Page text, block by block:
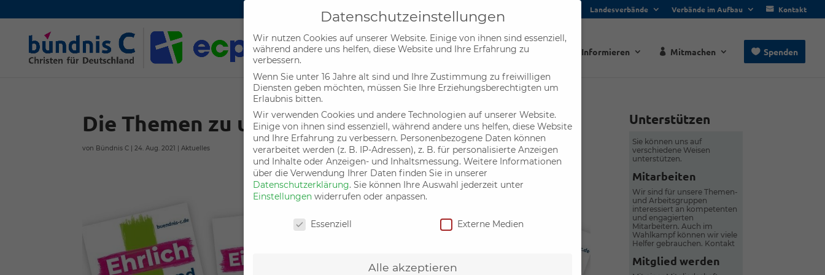
Landesverbände Verbände im Aufbau Kontakt
Aktuelles Termine Informieren Mitmachen Spenden
Die Themen zu unseren Plakaten
von Bündnis C |24. Aug. 2021 |Aktuelles
Unterstützen
Sie können uns auf
verschiedene Weisen
unterstützen.
Mitarbeiten
Wir sind für unsere Themen-
und Arbeitsgruppen
interessiert an kompetenten
und engagierten
Mitarbeitern. Auch im
Wahlkampf können wir viele
Helfer gebrauchen. Kontakt
Mitglied werden
Datenschutzeinstellungen
Wir nutzen Cookies auf unserer Website. Einige von ihnen sind essenziell,
während andere uns helfen, diese Website und Ihre Erfahrung zu
verbessern.
Wenn Sie unter 16 Jahre alt sind und Ihre Zustimmung zu freiwilligen
Diensten geben möchten, müssen Sie Ihre Erziehungsberechtigten um
Erlaubnis bitten.
Wir verwenden Cookies und andere Technologien auf unserer Website.
Einige von ihnen sind essenziell, während andere uns helfen, diese Website
und Ihre Erfahrung zu verbessern. Personenbezogene Daten können
verarbeitet werden (z. B. IP-Adressen), z. B. für personalisierte Anzeigen
und Inhalte oder Anzeigen- und Inhaltsmessung. Weitere Informationen
über die Verwendung Ihrer Daten finden Sie in unserer
Datenschutzerklärung. Sie können Ihre Auswahl jederzeit unter
Einstellungen widerrufen oder anpassen.
Essenziell Externe Medien
Alle akzeptieren